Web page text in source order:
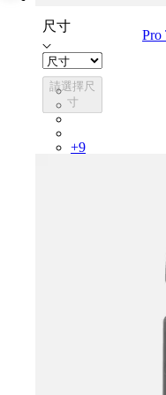
尺寸
請選擇尺
寸
Pro
PSK08XXWHB
PSK08XXBLW
PSK08XXAIW
+9